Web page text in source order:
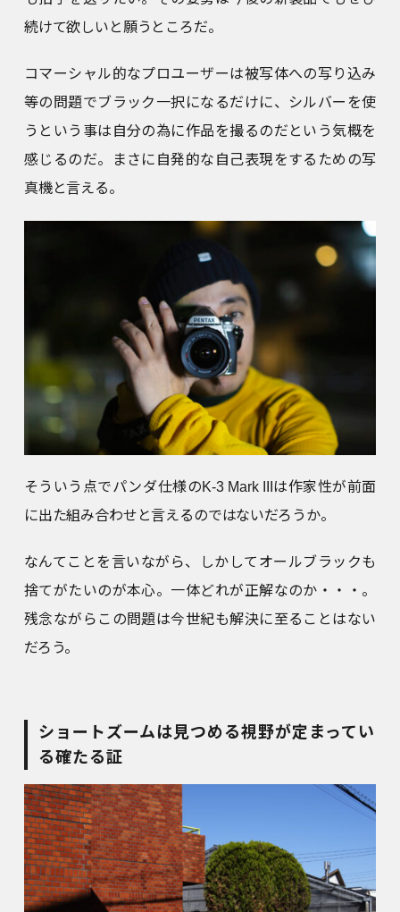
続けて欲しいと願うところだ。
コマーシャル的なプロユーザーは被写体への写り込み
等の問題でブラック一択になるだけに、シルバーを使
うという事は自分の為に作品を撮るのだという気概を
感じるのだ。まさに自発的な自己表現をするための写
真機と言える。
そういう点でパンダ仕様のK-3 Mark IIIは作家性が前面
に出た組み合わせと言えるのではないだろうか。
なんてことを言いながら、しかしてオールブラックも
捨てがたいのが本心。一体どれが正解なのか・・・。
残念ながらこの問題は今世紀も解決に至ることはない
だろう。
ショートズームは見つめる視野が定まってい
る確たる証